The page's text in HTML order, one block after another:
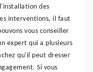
des
interventions, il faut
vous conseiller
expert qui a plusieurs
qu'il peut dresser
Si vous